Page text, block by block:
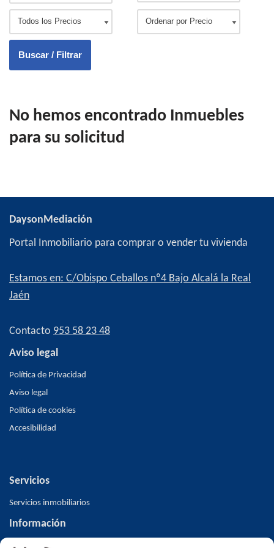
No hemos encontrado Inmuebles
para su solicitud
DaysonMediación
Portal Inmobiliario para comprar o vender tu vivienda
Estamos en: C/Obispo Ceballos nº4 Bajo Alcalá la Real
Jaén
Contacto 953 58 23 48
Aviso legal
Política de Privacidad
Aviso legal
Política de cookies
Accesibilidad
Servicios
Servicios inmobiliarios
Información
Inicio